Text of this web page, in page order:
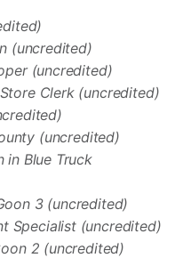
(uncredited)
(uncredited)
Clerk (uncredited)
(uncredited)
in Blue Truck
3 (uncredited)
Specialist (uncredited)
2 (uncredited)